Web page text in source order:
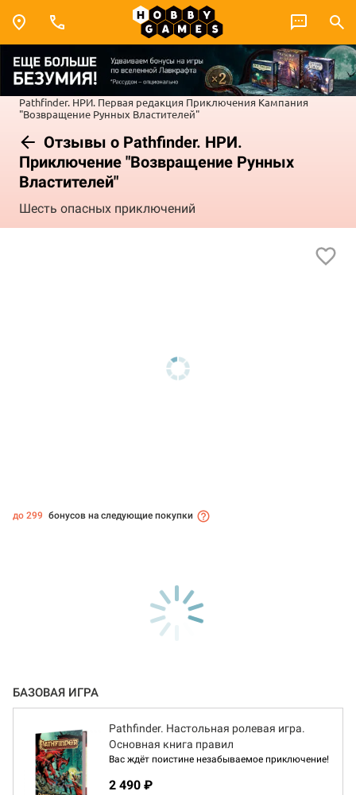
Pathfinder. НРИ. Первая редакция Приключения Кампания
"Возвращение Рунных Властителей"
Отзывы о Pathfinder. НРИ.
Приключение "Возвращение Рунных
Властителей"
Шесть опасных приключений
до 299 бонусов на следующие покупки
БАЗОВАЯ ИГРА
Pathfinder. Настольная ролевая игра.
Основная книга правил
Вас ждёт поистине незабываемое приключение!
2 490 ₽